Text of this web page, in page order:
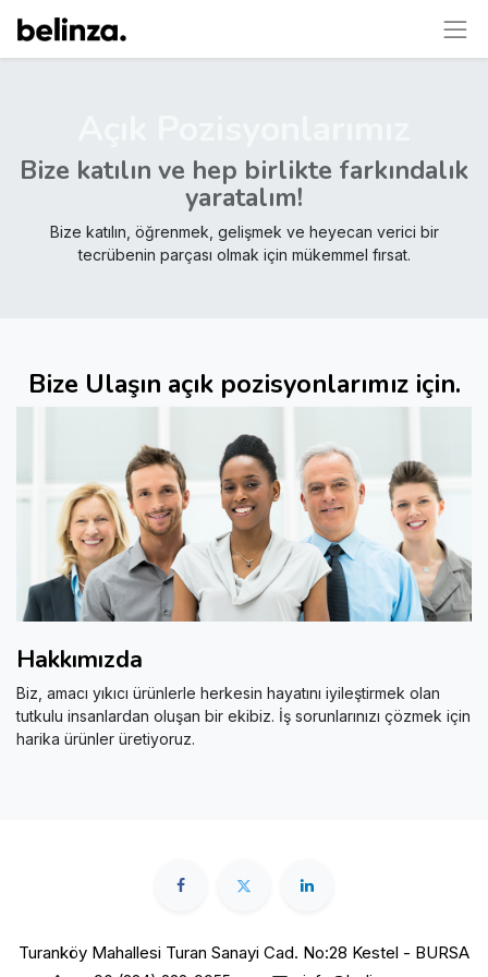
Bize katılın ve hep birlikte farkındalık
yaratalım!
Bize katılın, öğrenmek, gelişmek ve heyecan verici bir
tecrübenin parçası olmak için mükemmel fırsat.
Bize Ulaşın açık pozisyonlarımız için.
Hakkımızda
Biz, amacı yıkıcı ürünlerle herkesin hayatını iyileştirmek olan
tutkulu insanlardan oluşan bir ekibiz. İş sorunlarınızı çözmek için
harika ürünler üretiyoruz.
Turanköy Mahallesi Turan Sanayi Cad. No:28 Kestel - BURSA